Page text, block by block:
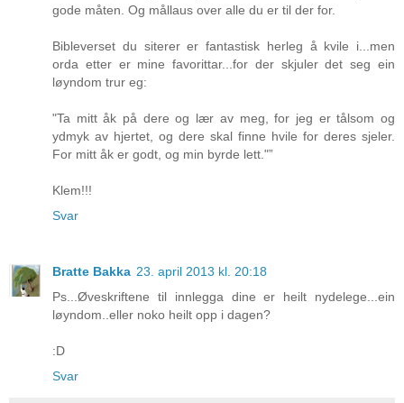
gode måten. Og mållaus over alle du er til der for.
Bibleverset du siterer er fantastisk herleg å kvile i...men
orda etter er mine favorittar...for der skjuler det seg ein
løyndom trur eg:
"Ta mitt åk på dere og lær av meg, for jeg er tålsom og
ydmyk av hjertet, og dere skal finne hvile for deres sjeler.
For mitt åk er godt, og min byrde lett."”
Klem!!!
Svar
Bratte Bakka 23. april 2013 kl. 20:18
Ps...Øveskriftene til innlegga dine er heilt nydelege...ein
løyndom..eller noko heilt opp i dagen?
:D
Svar